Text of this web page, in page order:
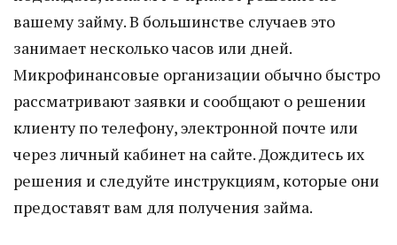
вашему займу. В большинстве случаев это
занимает несколько часов или дней.
Микрофинансовые организации обычно быстро
рассматривают заявки и сообщают о решении
клиенту по телефону, электронной почте или
через личный кабинет на сайте. Дождитесь их
решения и следуйте инструкциям, которые они
предоставят вам для получения займа.